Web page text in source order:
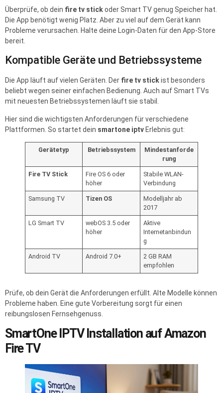
Überprüfe, ob dein fire tv stickoder Smart TV genug Speicher hat.
Die App benötigt wenig Platz. Aber zu viel auf dem Gerät kann
Probleme verursachen. Halte deine Login-Daten für den App-Store
bereit.
Kompatible Geräte und Betriebssysteme
Die App läuft auf vielen Geräten. Der fire tv stickist besonders
beliebt wegen seiner einfachen Bedienung. Auch auf Smart TVs
mit neuesten Betriebssystemen läuft sie stabil.
Hier sind die wichtigsten Anforderungen für verschiedene
Plattformen. So startet dein smartone iptv Erlebnis gut:
Gerätetyp Betriebssystem
Mindestanforde
rung
Fire TV Stick
Fire OS 6 oder
höher
Stabile WLAN-
Verbindung
Samsung TV Tizen OS
Modelljahr ab
2017
LG Smart TV
webOS 3.5 oder
höher
Aktive
Internetanbindun
g
Android TV Android 7.0+
2 GB RAM
empfohlen
Prüfe, ob dein Gerät die Anforderungen erfüllt. Alte Modelle können
Probleme haben. Eine gute Vorbereitung sorgt für einen
reibungslosen Fernsehgenuss.
SmartOne IPTV Installation auf Amazon
Fire TV